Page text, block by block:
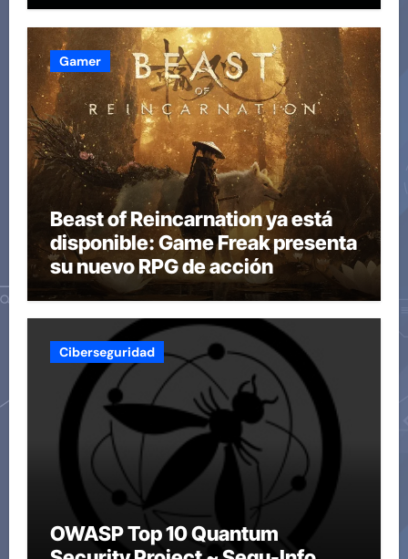
Gamer
Beast of Reincarnation ya está
disponible: Game Freak presenta
su nuevo RPG de acción
Ciberseguridad
OWASP Top 10 Quantum